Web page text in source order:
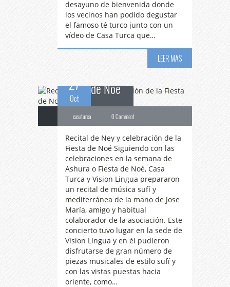
desayuno de bienvenida donde
los vecinos han podido degustar
el famoso té turco junto con un
vídeo de Casa Turca que…
LEER MAS
27
Oct
Recitalde Ney y
celebración de la Fiesta
de Noé
casaturca 0 Comment
Recital de Ney y celebración de la
Fiesta de Noé Siguiendo con las
celebraciones en la semana de
Ashura o Fiesta de Noé, Casa
Turca y Vision Lingua prepararon
un recital de música sufí y
mediterránea de la mano de Jose
María, amigo y habitual
colaborador de la asociación. Este
concierto tuvo lugar en la sede de
Vision Lingua y en él pudieron
disfrutarse de gran número de
piezas musicales de estilo sufí y
con las vistas puestas hacia
oriente, como…
FiestaCordero –